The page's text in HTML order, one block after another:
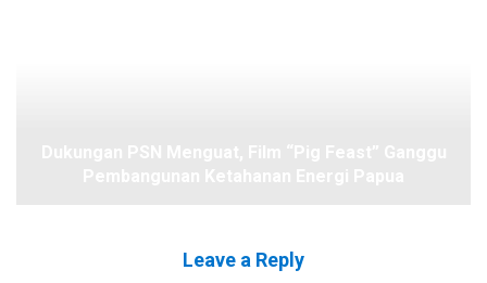
Leave a Reply